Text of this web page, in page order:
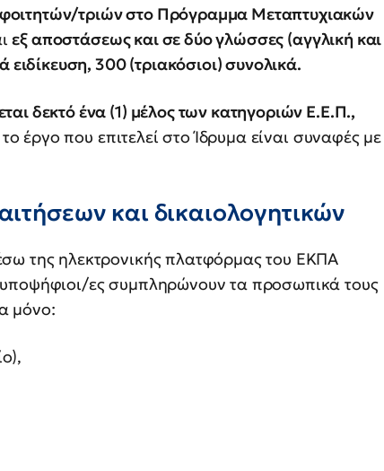
τριών στο Πρόγραμμα Μεταπτυχιακών
εξ αποστάσεως και σε δύο γλώσσες (αγγλική και
ειδίκευση, 300 (τριακόσιοι) συνολικά.
δεκτό ένα (1) μέλος των κατηγοριών Ε.Ε.Π.,
έργο που επιτελεί στο Ίδρυμα είναι συναφές με
και δικαιολογητικών
της ηλεκτρονικής πλατφόρμας του ΕΚΠΑ
ες συμπληρώνουν τα προσωπικά τους
μόνο: